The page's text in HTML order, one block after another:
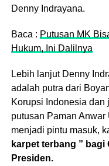
Denny Indrayana.
Baca : Putusan MK
Hukum, Ini Dalilnya
Lebih lanjut Denny
adalah putra dari
Korupsi Indonesia dan
putusan Paman
menjadi pintu masuk,
karpet terbang ” bagi
Presiden.